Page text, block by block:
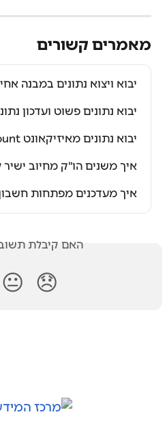
מאמרים קשורים
יבוא ויצוא נתונים במבנה
יבוא נתונים פשוט ועדכון
יבוא נתונים מאיזיקאונט EasyCount אל SUMIT
איך משנים הו"ק מחיוב ישיר
איך מעדכנים מפתחות
האם קיבלת
😞
😐